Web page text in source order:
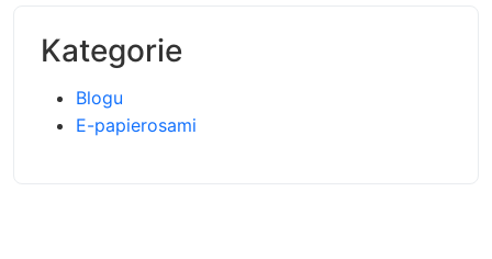
Kategorie
Blogu
E-papierosami